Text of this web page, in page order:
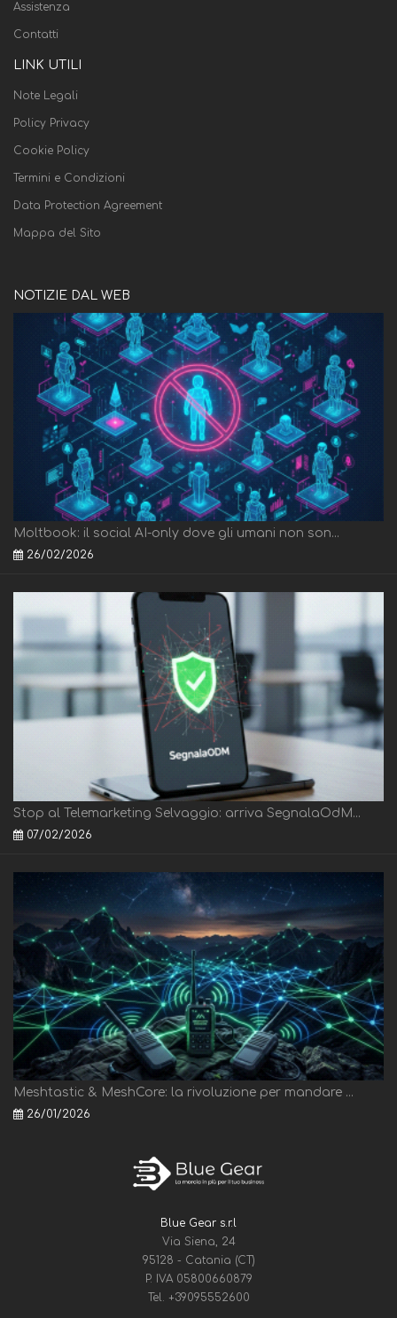
Assistenza
Contatti
LINK UTILI
Note Legali
Policy Privacy
Cookie Policy
Termini e Condizioni
Data Protection Agreement
Mappa del Sito
NOTIZIE DAL WEB
Moltbook: il social AI-only dove gli umani non son...
26/02/2026
Stop al Telemarketing Selvaggio: arriva SegnalaOdM...
07/02/2026
Meshtastic & MeshCore: la rivoluzione per mandare ...
26/01/2026
Blue Gear s.r.l
Via Siena, 24
95128 - Catania (CT)
P. IVA 05800660879
Tel. +39095552600